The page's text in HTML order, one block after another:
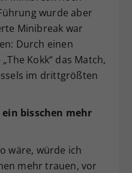
wurde aber
Minibreak war
Durch einen
Kokk“ das Match,
im drittgrößten
bisschen mehr
wäre, würde ich
mehr trauen, vor